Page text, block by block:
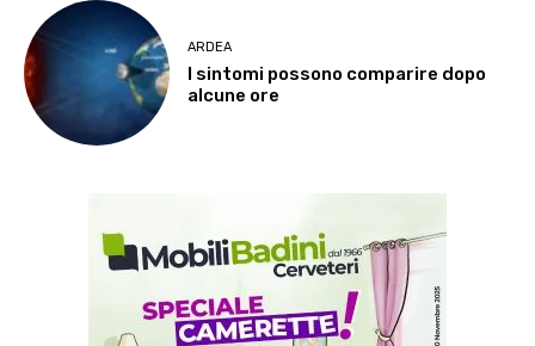
ARDEA
I sintomi possono comparire dopo
alcune ore